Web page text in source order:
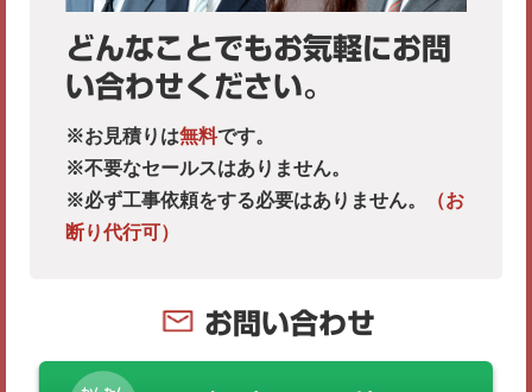
どんなことでもお気軽にお問
い合わせください。
※お見積りは無料です。
※不要なセールスはありません。
※必ず工事依頼をする必要はありません。
（お
断り代行可）
お問い合わせ